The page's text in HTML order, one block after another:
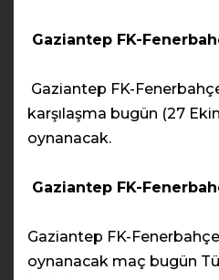
Gaziantep FK-
Gaziantep FK-
karşılaşma bugün (27
oynanacak.
Gaziantep FK-
Gaziantep FK-
oynanacak maç bugün